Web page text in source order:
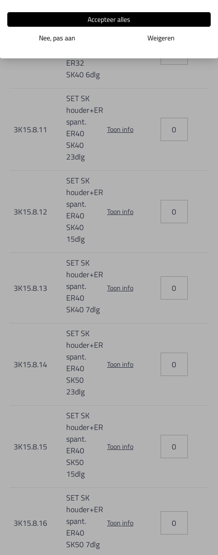
SET SK
houder+ER
ER32
SK40 6dlg
3K15.8.11
SET SK
houder+ER
spant.
ER40
SK40
23dlg
Toon info
3K15.8.12
SET SK
houder+ER
spant.
ER40
SK40
15dlg
Toon info
3K15.8.13
SET SK
houder+ER
spant.
ER40
SK40 7dlg
Toon info
3K15.8.14
SET SK
houder+ER
spant.
ER40
SK50
23dlg
Toon info
3K15.8.15
SET SK
houder+ER
spant.
ER40
SK50
15dlg
Toon info
3K15.8.16
SET SK
houder+ER
spant.
ER40
SK50 7dlg
Toon info
Accepteer alles
Nee, pas aan
Weigeren